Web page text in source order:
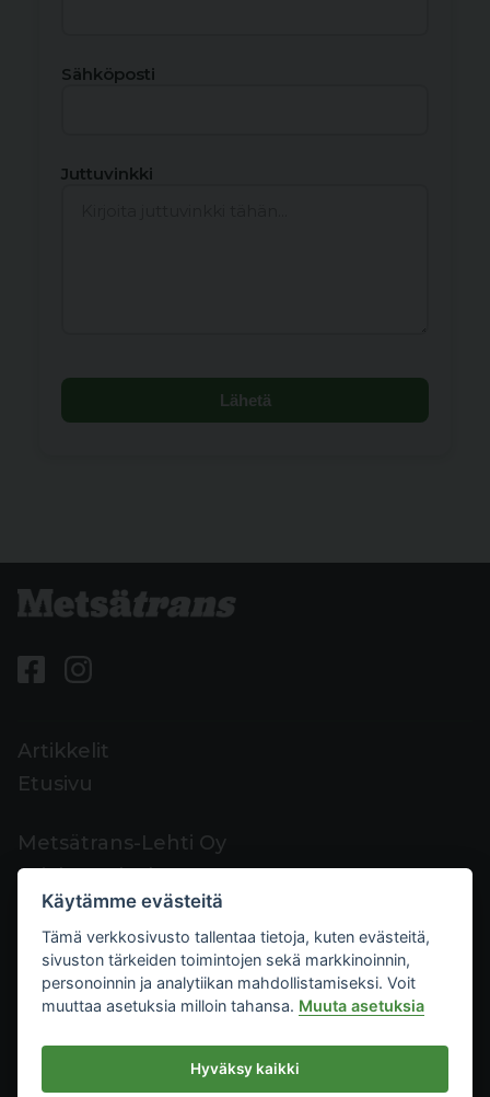
Sähköposti
Juttuvinkki
Lähetä
Artikkelit
Etusivu
Metsätrans-Lehti Oy
Asiakaspalvelu
Yhteystiedot
Palaute
Mediakortti
Metsätrans-Lehti Oy
Tietosuoja
Käytämme evästeitä
Tämä verkkosivusto tallentaa tietoja, kuten evästeitä,
sivuston tärkeiden toimintojen sekä markkinoinnin,
personoinnin ja analytiikan mahdollistamiseksi. Voit
muuttaa asetuksia milloin tahansa. Muuta asetuksia
Hyväksy kaikki